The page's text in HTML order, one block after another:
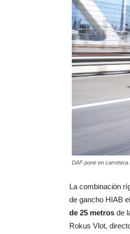
DAF pone en carretera
La combinación
de gancho HIAB
de 25 metros de
Rokus Vlot,